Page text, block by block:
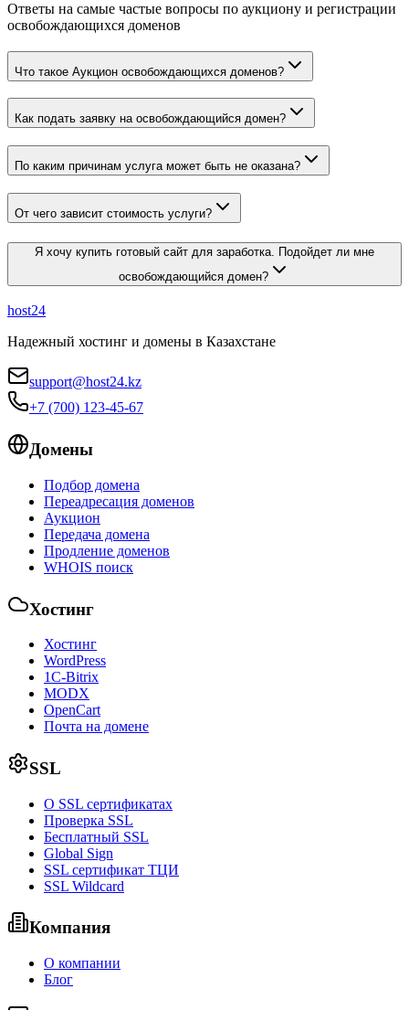
Ответы на самые частые вопросы по аукциону и регистрации
освобождающихся доменов
Что такое Аукцион освобождающихся доменов?
Как подать заявку на освобождающийся домен?
По каким причинам услуга может быть не оказана?
От чего зависит стоимость услуги?
Я хочу купить готовый сайт для заработка. Подойдет ли мне
освобождающийся домен?
host24
Надежный хостинг и домены в Казахстане
support@host24.kz
+7 (700) 123-45-67
Домены
Подбор домена
Переадресация доменов
Аукцион
Передача домена
Продление доменов
WHOIS поиск
Хостинг
Хостинг
WordPress
1С-Bitrix
MODX
OpenCart
Почта на домене
SSL
О SSL сертификатах
Проверка SSL
Бесплатный SSL
Global Sign
SSL сертификат ТЦИ
SSL Wildcard
Компания
О компании
Блог